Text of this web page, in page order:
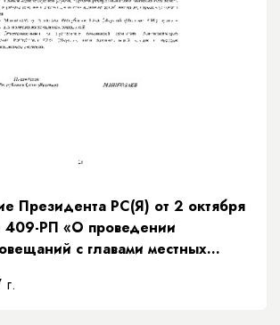
Президента РС(Я) от 2 октября
РП «О проведении
с главами местных
г.